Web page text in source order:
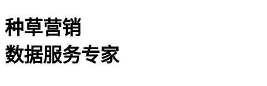
种草营销
数据服务专家